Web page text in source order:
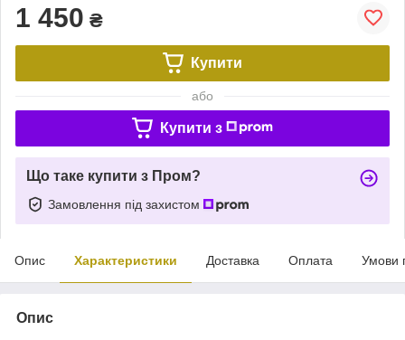
1 450 ₴
Купити
або
Купити з
Що таке купити з Пром?
Замовлення під захистом
Опис Характеристики Доставка Оплата Умови
Опис